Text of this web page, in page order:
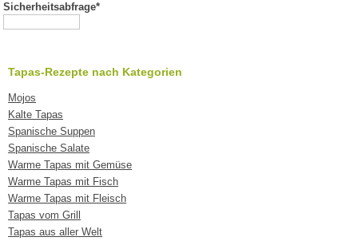
Sicherheitsabfrage*
Tapas-Rezepte nach Kategorien
Mojos
Kalte Tapas
Spanische Suppen
Spanische Salate
Warme Tapas mit Gemüse
Warme Tapas mit Fisch
Warme Tapas mit Fleisch
Tapas vom Grill
Tapas aus aller Welt